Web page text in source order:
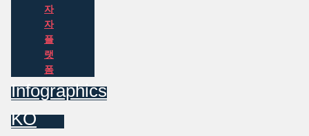
자
자
플
랫
폼
Infographics
KO